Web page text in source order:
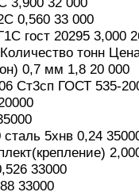
0,560 33 000
гост 20295 3,000
тонн
0,7 мм 1,8 20 000
Ст3сп ГОСТ 535-
сталь 5хнв 0,24
33000
33000